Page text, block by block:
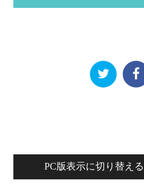
PC版表示に切り替える